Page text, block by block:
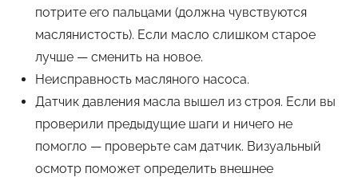
потрите его пальцами (должна чувствуются
маслянистость). Если масло слишком старое
лучше — сменить на новое.
Неисправность масляного насоса.
Датчик давления масла вышел из строя. Если вы
проверили предыдущие шаги и ничего не
помогло — проверьте сам датчик. Визуальный
осмотр поможет определить внешнее